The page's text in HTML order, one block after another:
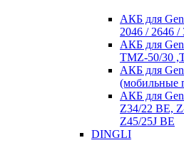
АКБ для
2046 / 2646 /
АКБ для
TMZ-50/30
АКБ для
(мобильные
АКБ для
Z34/22 BE,
Z45/25J BE
DINGLI